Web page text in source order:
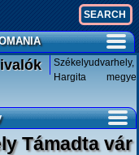
Székelyudvarhely,
Hargita megye
Támadta vár